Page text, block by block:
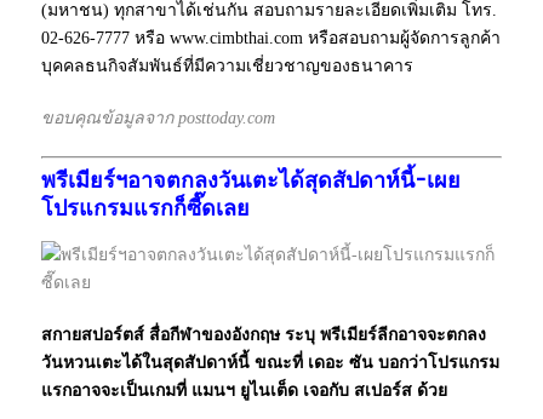
(มหาชน) ทุกสาขาได้เช่นกัน สอบถามรายละเอียดเพิ่มเติม โทร.
02-626-7777 หรือ www.cimbthai.com หรือสอบถามผู้จัดการลูกค้า
บุคคลธนกิจสัมพันธ์ที่มีความเชี่ยวชาญของธนาคาร
ขอบคุณข้อมูลจาก posttoday.com
พรีเมียร์ฯอาจตกลงวันเตะได้สุดสัปดาห์นี้-เผย
โปรแกรมแรกก็ซี๊ดเลย
สกายสปอร์ตส์ สื่อกีฬาของอังกฤษ ระบุ พรีเมียร์ลีกอาจจะตกลง
วันหวนเตะได้ในสุดสัปดาห์นี้ ขณะที่ เดอะ ซัน บอกว่าโปรแกรม
แรกอาจจะเป็นเกมที่ แมนฯ ยูไนเต็ด เจอกับ สเปอร์ส ด้วย